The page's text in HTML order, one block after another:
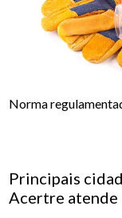
Norma
Principais
Acertre atende